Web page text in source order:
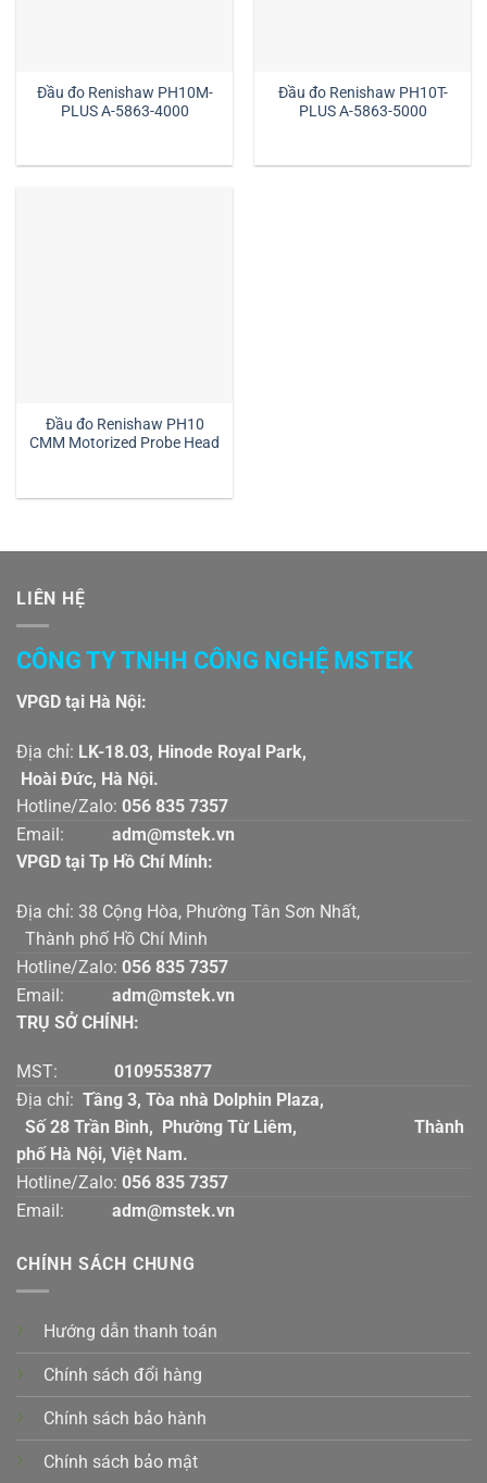
Đầu đo Renishaw PH10M-
PLUS A-5863-4000
Đầu đo Renishaw PH10T-
PLUS A-5863-5000
Đầu đo Renishaw PH10
CMM Motorized Probe Head
LIÊN HỆ
CÔNG TY TNHH CÔNG NGHỆ MSTEK
VPGD tại Hà Nội:
Địa chỉ: LK-18.03, Hinode Royal Park,
Hoài Đức, Hà Nội.
Hotline/Zalo: 056 835 7357
Email:
adm@mstek.vn
VPGD tại Tp Hồ Chí Mính:
Địa chỉ: 38 Cộng Hòa, Phường Tân Sơn Nhất,
Thành phố Hồ Chí Minh
Hotline/Zalo: 056 835 7357
Email:
adm@mstek.vn
TRỤ SỞ CHÍNH:
MST: 0109553877
Địa chỉ: Tầng 3, Tòa nhà Dolphin Plaza,
Số 28 Trần Bình, Phường Từ Liêm, Thành
phố Hà Nội, Việt Nam.
Hotline/Zalo: 056 835 7357
Email:
adm@mstek.vn
CHÍNH SÁCH CHUNG
Hướng dẫn thanh toán
Chính sách đổi hàng
Chính sách bảo hành
Chính sách bảo mật